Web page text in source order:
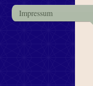
Impressum